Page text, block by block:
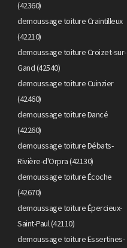
(42360)
demoussage toiture Craintilleux
(42210)
demoussage toiture Croizet-sur-
Gand (42540)
demoussage toiture Cuinzier
(42460)
demoussage toiture Dancé
(42260)
demoussage toiture Débats-
Rivière-d'Orpra (42130)
demoussage toiture Écoche
(42670)
demoussage toiture Épercieux-
Saint-Paul (42110)
demoussage toiture Essertines-